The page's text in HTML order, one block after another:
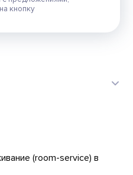
кнопку
(room-service) в